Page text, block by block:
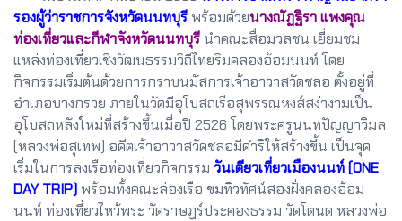
รองผู้ว่าราชการจังหวัดนนทบุรีพร้อมด้วยนางณัฏฐิรา แพงคุณ
ท่องเที่ยวและกีฬาจังหวัดนนทบุรีนำคณะสื่อมวลชน เยี่ยมชม
แหล่งท่องเที่ยวเชิงวัฒนธรรมวิถีไทยริมคลองอ้อมนนท์ โดย
กิจกรรมเริ่มต้นด้วยการกราบนมัสการเจ้าอาวาสวัดชลอ ตั้งอยู่ที่
อำเภอบางกรวย ภายในวัดมีอุโบสถเรือสุพรรณหงส์สง่างามเป็น
อุโบสถหลังใหม่ที่สร้างขึ้นเมื่อปี 2526 โดยพระครูนนทปัญญาวิมล
(หลวงพ่อสุเทพ) อดีตเจ้าอาวาสวัดชลอมีดำริให้สร้างขึ้น เป็นจุด
เริ่มในการลงเรือท่องเที่ยวกิจกรรม วันเดียวเที่ยวเมืองนนท์ (ONE
DAY TRIP)พร้อมทั้งคณะล่องเรือ ชมทิวทัศน์สองฝั่งคลองอ้อม
นนท์ ท่องเที่ยวไหว้พระ วัดราษฎร์ประคองธรรม วัดโตนด หลวงพ่อ